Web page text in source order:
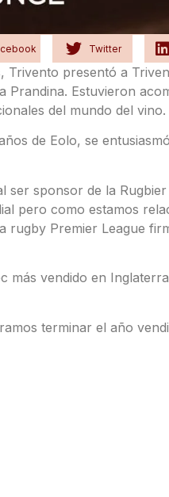
Twitter
Trivento presentó a
Estuvieron
del mundo del vino.
de Eolo, se
ser sponsor de la
pero como estamos
rugby Premier League
más vendido en
terminar el año